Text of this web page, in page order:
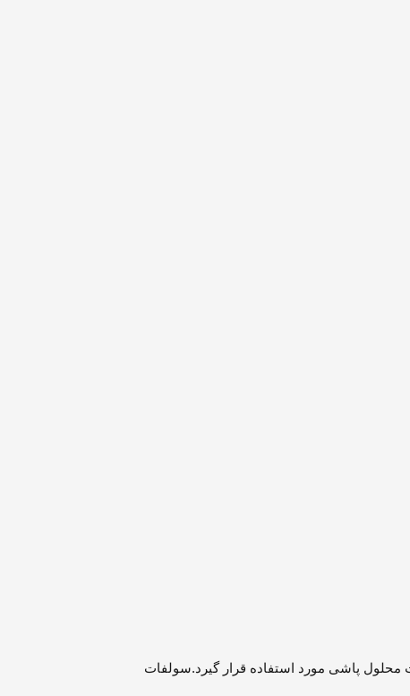
پاشی مورد استفاده قرار گیرد.سولفات